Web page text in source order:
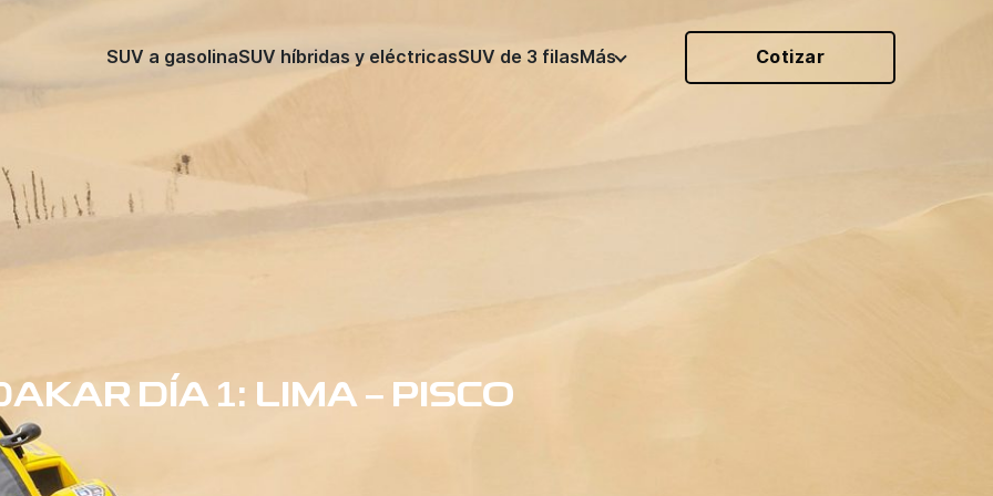
SUV a gasolinaSUV híbridas y eléctricasSUV de 3 filasMás Cotizar
DÍA 1: LIMA – PISCO